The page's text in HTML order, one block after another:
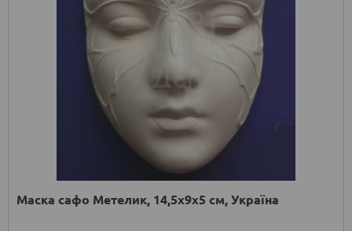
Маска сафо Метелик, 14,5х9х5 см, Україна